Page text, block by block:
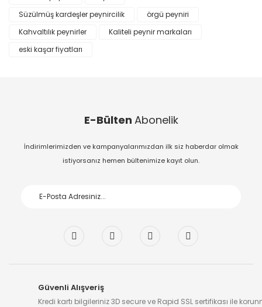
Süzülmüş kardeşler peynircilik
örgü peyniri
Kahvaltılık peynirler
Kaliteli peynir markaları
eski kaşar fiyatları
E-Bülten Abonelik
İndirimlerimizden ve kampanyalarımızdan ilk siz haberdar olmak
istiyorsanız hemen bültenimize kayıt olun.
Güvenli Alışveriş
Kredi kartı bilgileriniz 3D secure ve Rapid SSL sertifikası ile